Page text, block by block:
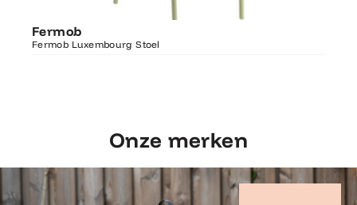
Fermob
Fermob Luxembourg Stoel
Ontdek Fermob
Luxembourg Stoel
Onze merken